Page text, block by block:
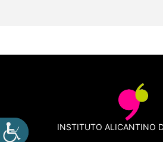
INSTITUTO ALICANTINO